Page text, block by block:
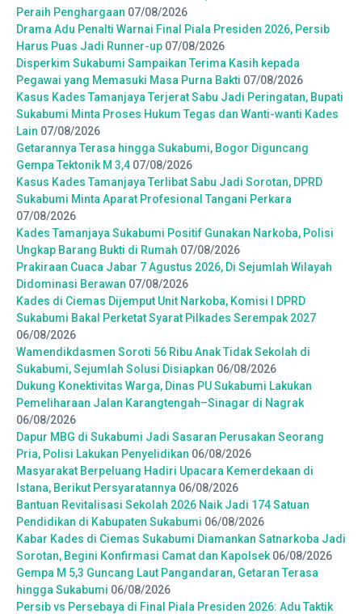
Peraih Penghargaan 07/08/2026
Drama Adu Penalti Warnai Final Piala Presiden 2026, Persib
Harus Puas Jadi Runner-up 07/08/2026
Disperkim Sukabumi Sampaikan Terima Kasih kepada
Pegawai yang Memasuki Masa Purna Bakti 07/08/2026
Kasus Kades Tamanjaya Terjerat Sabu Jadi Peringatan, Bupati
Sukabumi Minta Proses Hukum Tegas dan Wanti-wanti Kades
Lain 07/08/2026
Getarannya Terasa hingga Sukabumi, Bogor Diguncang
Gempa Tektonik M 3,4 07/08/2026
Kasus Kades Tamanjaya Terlibat Sabu Jadi Sorotan, DPRD
Sukabumi Minta Aparat Profesional Tangani Perkara
07/08/2026
Kades Tamanjaya Sukabumi Positif Gunakan Narkoba, Polisi
Ungkap Barang Bukti di Rumah 07/08/2026
Prakiraan Cuaca Jabar 7 Agustus 2026, Di Sejumlah Wilayah
Didominasi Berawan 07/08/2026
Kades di Ciemas Dijemput Unit Narkoba, Komisi I DPRD
Sukabumi Bakal Perketat Syarat Pilkades Serempak 2027
06/08/2026
Wamendikdasmen Soroti 56 Ribu Anak Tidak Sekolah di
Sukabumi, Sejumlah Solusi Disiapkan 06/08/2026
Dukung Konektivitas Warga, Dinas PU Sukabumi Lakukan
Pemeliharaan Jalan Karangtengah–Sinagar di Nagrak
06/08/2026
Dapur MBG di Sukabumi Jadi Sasaran Perusakan Seorang
Pria, Polisi Lakukan Penyelidikan 06/08/2026
Masyarakat Berpeluang Hadiri Upacara Kemerdekaan di
Istana, Berikut Persyaratannya 06/08/2026
Bantuan Revitalisasi Sekolah 2026 Naik Jadi 174 Satuan
Pendidikan di Kabupaten Sukabumi 06/08/2026
Kabar Kades di Ciemas Sukabumi Diamankan Satnarkoba Jadi
Sorotan, Begini Konfirmasi Camat dan Kapolsek 06/08/2026
Gempa M 5,3 Guncang Laut Pangandaran, Getaran Terasa
hingga Sukabumi 06/08/2026
Persib vs Persebaya di Final Piala Presiden 2026: Adu Taktik